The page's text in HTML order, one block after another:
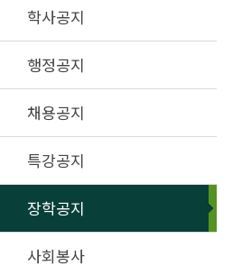
학사공지
행정공지
채용공지
특강공지
장학공지
사회봉사